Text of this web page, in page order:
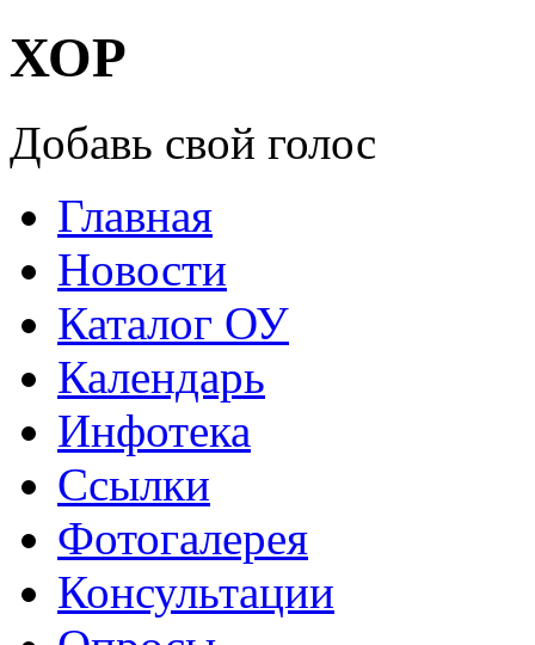
ХОР
Добавь свой голос
Главная
Новости
Каталог ОУ
Календарь
Инфотека
Ссылки
Фотогалерея
Консультации